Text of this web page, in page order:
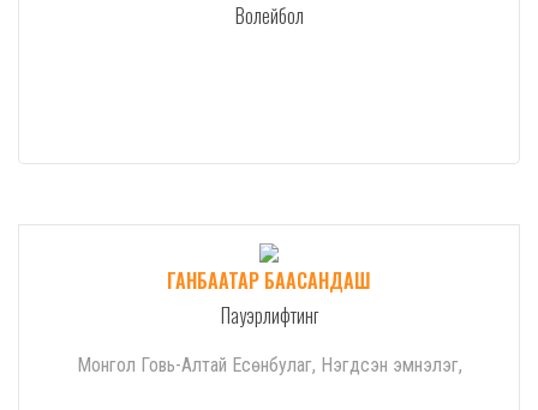
Волейбол
ГАНБААТАР БААСАНДАШ
Пауэрлифтинг
Монгол Говь-Алтай Есөнбулаг, Нэгдсэн эмнэлэг,